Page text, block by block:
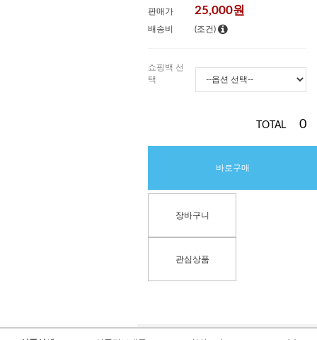
판매가 25,000원
배송비 (조건)
쇼핑백 선
택
TOTAL 0
바로구매
장바구니
관심상품